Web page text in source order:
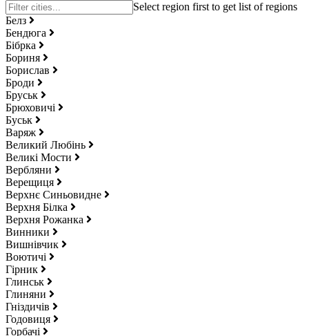
Белз
Бендюга
Бібрка
Бориня
Борислав
Броди
Бруськ
Брюховичі
Буськ
Варяж
Великий Любінь
Великі Мости
Вербляни
Верещиця
Верхнє Синьовидне
Верхня Білка
Верхня Рожанка
Винники
Вишнівчик
Воютичі
Гірник
Глинськ
Глиняни
Гніздичів
Годовиця
Горбачі